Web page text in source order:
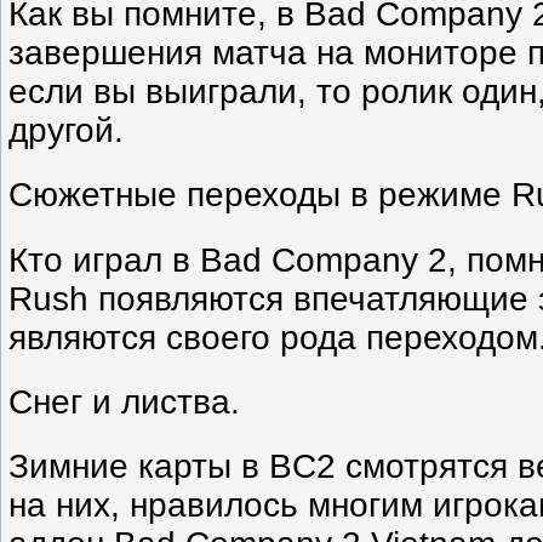
Как вы помните, в Bad Company
завершения матча на мониторе
если вы выиграли, то ролик
другой.
Сюжетные переходы в режиме
Кто играл в Bad Company 2,
Rush появляются впечатляющие
являются своего рода
Снег и листва.
Зимние карты в BC2 смотрятся
на них, нравилось многим